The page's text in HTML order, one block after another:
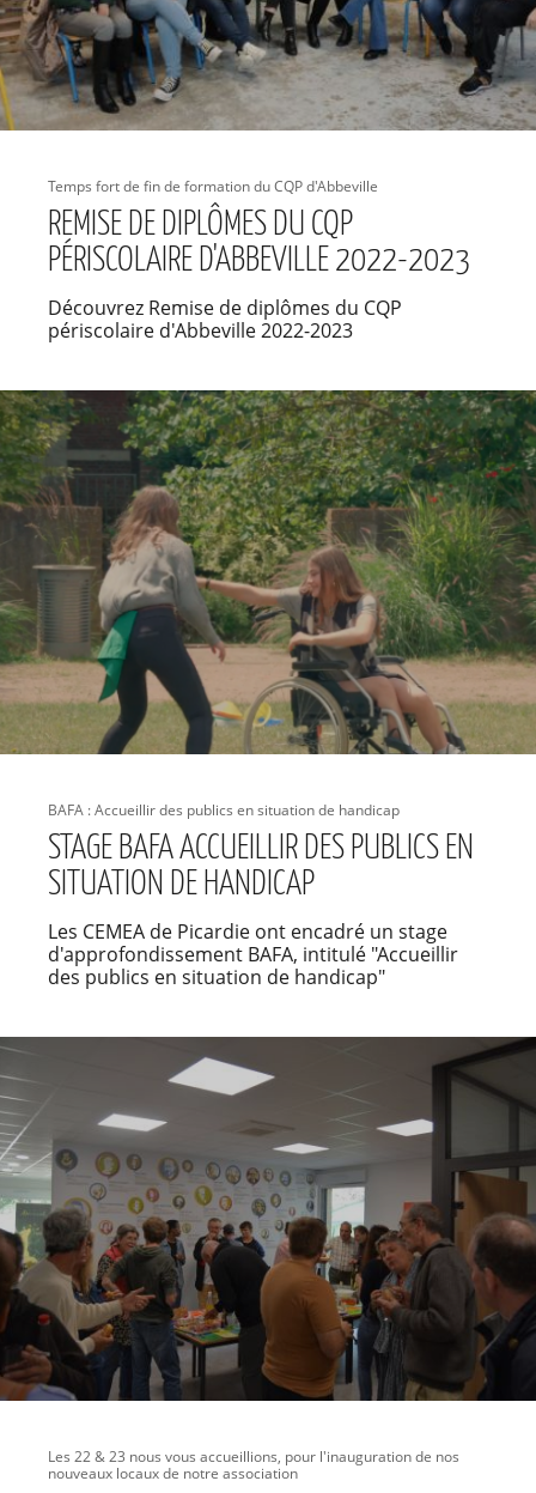
Temps fort de fin de formation du CQP d'Abbeville
REMISE DE DIPLÔMES DU CQP
PÉRISCOLAIRE D'ABBEVILLE 2022-2023
Découvrez Remise de diplômes du CQP
périscolaire d'Abbeville 2022-2023
BAFA : Accueillir des publics en situation de handicap
STAGE BAFA ACCUEILLIR DES PUBLICS EN
SITUATION DE HANDICAP
Les CEMEA de Picardie ont encadré un stage
d'approfondissement BAFA, intitulé "Accueillir
des publics en situation de handicap"
Les 22 & 23 nous vous accueillions, pour l'inauguration de nos
nouveaux locaux de notre association